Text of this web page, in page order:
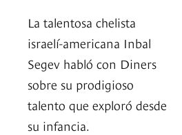
La talentosa chelista
israelí-americana Inbal
Segev habló con Diners
sobre su prodigioso
talento que exploró desde
su infancia.